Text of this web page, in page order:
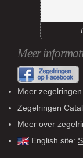
Meer
Meer
Zegelringen
Meer over
English site: